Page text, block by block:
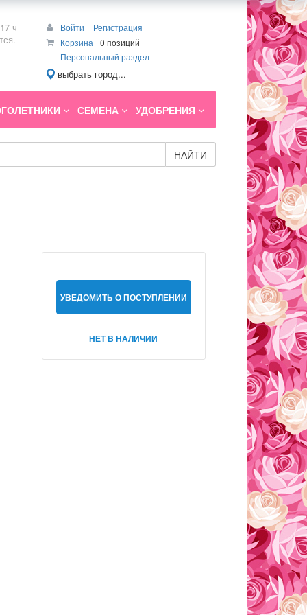
ч
Войти
Регистрация
Корзина
0 позиций
Персональный раздел
выбрать город...
СЕМЕНА УДОБРЕНИЯ
НАЙТИ
УВЕДОМИТЬ О ПОСТУПЛЕНИИ
НЕТ В НАЛИЧИИ